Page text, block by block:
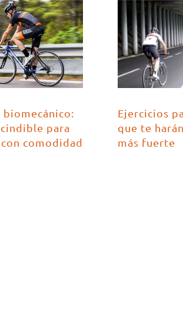
biomecánico:
para
comodidad
Ejercicios
que te
más fuerte